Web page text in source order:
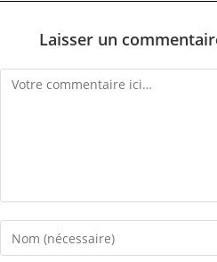
Laisser un
Comment
Enter
your